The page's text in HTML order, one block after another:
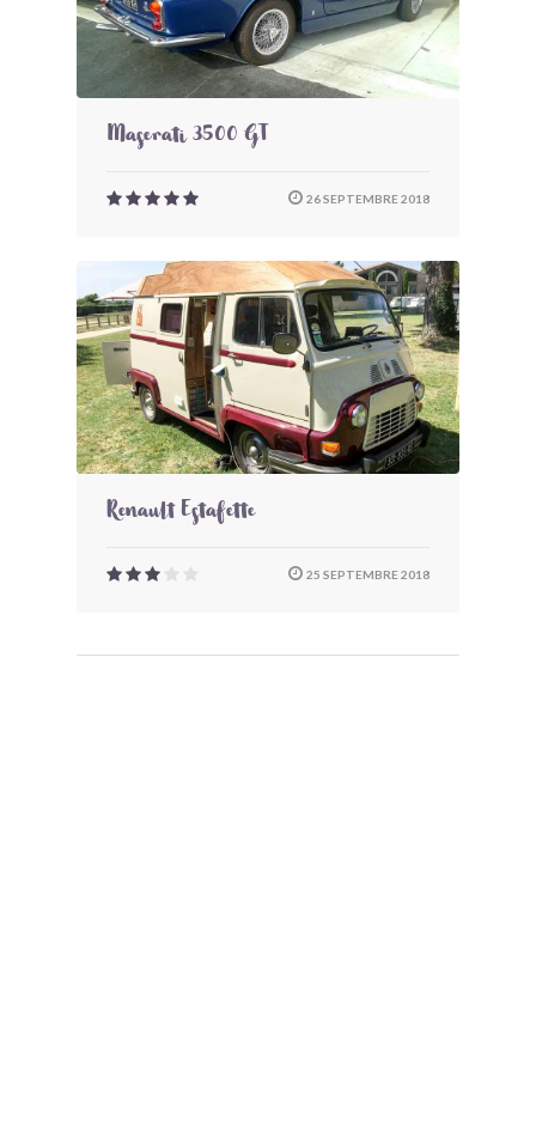
Maserati 3500 GT
26 SEPTEMBRE 2018
Renault Estafette
25 SEPTEMBRE 2018